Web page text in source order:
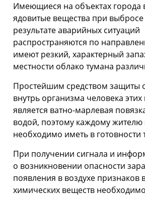
Имеющиеся на объектах города
ядовитые вещества при
результате аварийных ситуаций
распространяются по
имеют резкий, характерный
местности облако тумана
Простейшим средством защиты
внутрь организма человека
является ватно-марлевая
водой, поэтому каждому жителю
необходимо иметь в готовности
При получении сигнала и
о возникновении опасности
появления в воздухе признаков
химических веществ